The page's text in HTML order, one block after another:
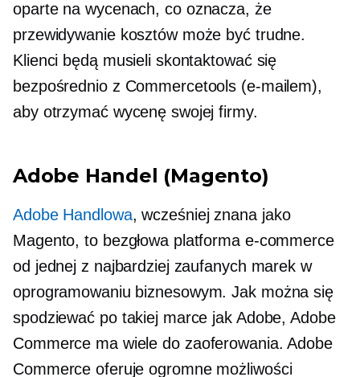
oparte na wycenach, co oznacza, że ​​
przewidywanie kosztów może być trudne.
Klienci będą musieli skontaktować się
bezpośrednio z Commercetools (e-mailem),
aby otrzymać wycenę swojej firmy.
Adobe Handel (Magento)
Adobe Handlowa, wcześniej znana jako
Magento, to bezgłowa platforma e-commerce
od jednej z najbardziej zaufanych marek w
oprogramowaniu biznesowym. Jak można się
spodziewać po takiej marce jak Adobe, Adobe
Commerce ma wiele do zaoferowania. Adobe
Commerce oferuje ogromne możliwości